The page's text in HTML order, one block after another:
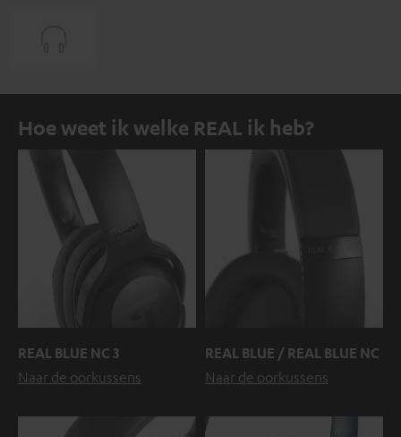
Hoe weet ik welke REAL ik heb?
REAL BLUE NC 3
Naar de oorkussens
REAL BLUE / REAL BLUE NC
Naar de oorkussens